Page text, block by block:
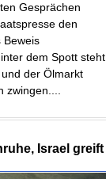
Gesprächen
den
Beweis
dem Spott steht
der Ölmarkt
zwingen....
Israel greift